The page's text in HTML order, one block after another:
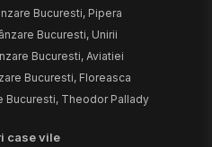
Bucuresti, Pipera
Bucuresti, Unirii
Bucuresti, Aviatiei
Bucuresti, Floreasca
Bucuresti, Theodor Pallady
case vile